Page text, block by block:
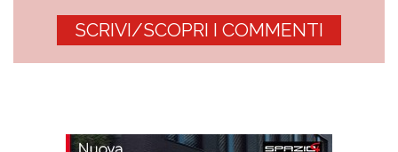
SCRIVI/SCOPRI I COMMENTI